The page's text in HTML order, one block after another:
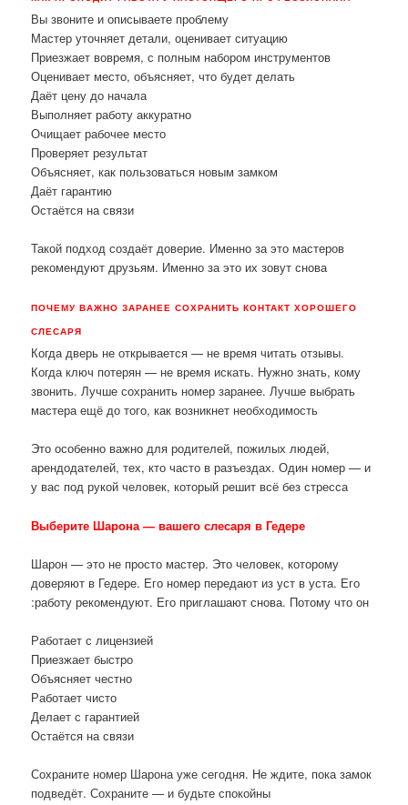
Вы звоните и описываете проблему
Мастер уточняет детали, оценивает ситуацию
Приезжает вовремя, с полным набором инструментов
Оценивает место, объясняет, что будет делать
Даёт цену до начала
Выполняет работу аккуратно
Очищает рабочее место
Проверяет результат
Объясняет, как пользоваться новым замком
Даёт гарантию
Остаётся на связи
Такой подход создаёт доверие. Именно за это мастеров
рекомендуют друзьям. Именно за это их зовут снова
ПОЧЕМУ ВАЖНО ЗАРАНЕЕ СОХРАНИТЬ КОНТАКТ ХОРОШЕГО
СЛЕСАРЯ
Когда дверь не открывается — не время читать отзывы.
Когда ключ потерян — не время искать. Нужно знать, кому
звонить. Лучше сохранить номер заранее. Лучше выбрать
мастера ещё до того, как возникнет необходимость
Это особенно важно для родителей, пожилых людей,
арендодателей, тех, кто часто в разъездах. Один номер — и
у вас под рукой человек, который решит всё без стресса
Выберите Шарона — вашего слесаря в Гедере
Шарон — это не просто мастер. Это человек, которому
доверяют в Гедере. Его номер передают из уст в уста. Его
работу рекомендуют. Его приглашают снова. Потому что он:
Работает с лицензией
Приезжает быстро
Объясняет честно
Работает чисто
Делает с гарантией
Остаётся на связи
Сохраните номер Шарона уже сегодня. Не ждите, пока замок
подведёт. Сохраните — и будьте спокойны